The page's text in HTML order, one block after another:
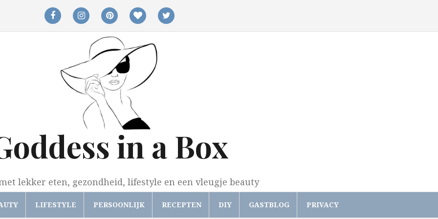
facebookinstagrampinterestbloglovintwitter
in a Box
lekker eten, gezondheid, lifestyle en een vleugje beauty
LIFESTYLE PERSOONLIJK RECEPTEN DIY GASTBLOG PRIVACY